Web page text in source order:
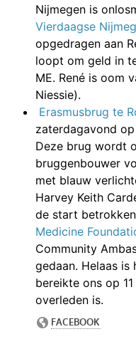
Nijmegen is
Vierdaagse
opgedragen aan
loopt om geld in
ME. René is oom
Niessie).
Erasmusbrug te
zaterdagavond
Deze brug wordt
bruggenbouwer
met blauw
Harvey Keith
de start
Medicine
Community
gedaan. Helaas
bereikte ons op
overleden is.